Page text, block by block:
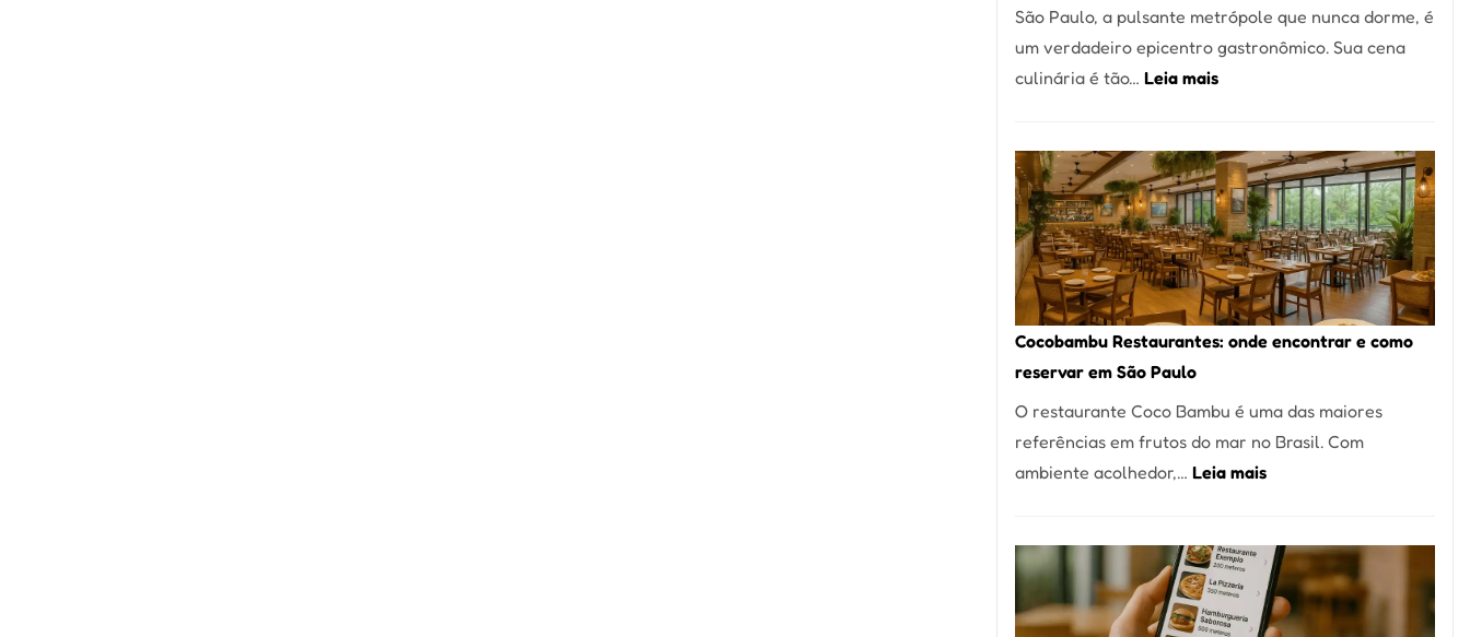
lenha
na
Vila
São Paulo, a pulsante metrópole que nunca dorme, é
um verdadeiro epicentro gastronômico. Sua cena
culinária é tão… Leia mais:
Melhores
Restaurantes
em
São
Paulo:
Um
Guia
para
a
Alta
Cocobambu Restaurantes: onde encontrar e como
reservar em São Paulo
O restaurante Coco Bambu é uma das maiores
referências em frutos do mar no Brasil. Com
ambiente acolhedor,… Leia mais:
onde
encontrar
e